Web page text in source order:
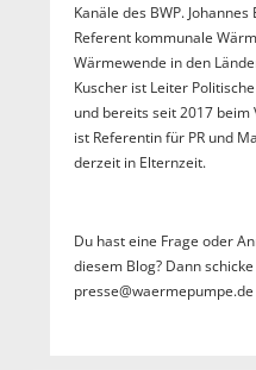
Kanäle des BWP.
Referent kommunale
Wärmewende in den
Kuscher ist Leiter
und bereits seit 2017 beim
ist Referentin für PR und
derzeit in Elternzeit.
Du hast eine Frage oder
diesem Blog? Dann
presse@waermepumpe.de